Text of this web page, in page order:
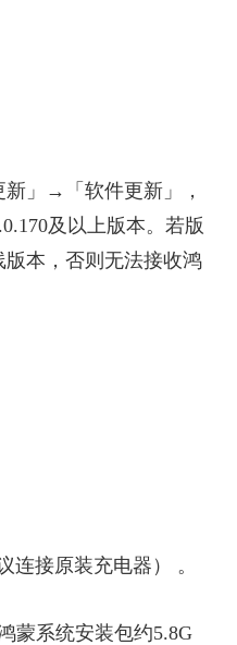
」→「软件更新」，
及以上版本。若版
本，否则无法接收鸿
连接原装充电器） 。
蒙系统安装包约5.8G